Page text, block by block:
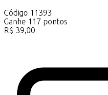
Código 11393
Ganhe 117 pontos
R$ 39,00